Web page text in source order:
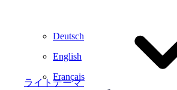
ライトテーマ
Deutsch
English
Français